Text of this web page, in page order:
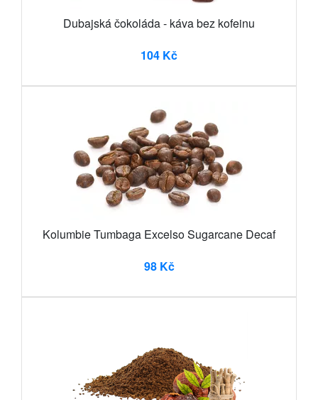
Dubajská čokoláda - káva bez kofeinu
104 Kč
Kolumbie Tumbaga Excelso Sugarcane Decaf
98 Kč